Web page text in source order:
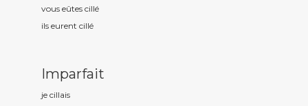
vous eûtes cillé
ils eurent cillé
Imparfait
je cillais